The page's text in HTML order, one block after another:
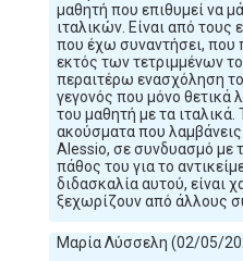
μαθητή που επιθυμεί να
ιταλικών. Είναι από τους
που έχω συναντήσει, που
εκτός των τετριμμένων
περαιτέρω ενασχόληση
γεγονός που μόνο θετικά
του μαθητή με τα ιταλικά.
ακούσματα που
Alessio, σε συνδυασμό με
πάθος του για το
διδασκαλία αυτού, είναι
ξεχωρίζουν από άλλους
Μαρία Λύσσελη (02/05/